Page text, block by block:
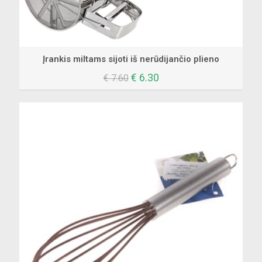
Įrankis miltams sijoti iš nerūdijančio plieno
€7.60 Original
€ 6.30Current